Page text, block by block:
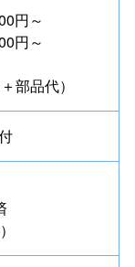
円～
円～
部品代）